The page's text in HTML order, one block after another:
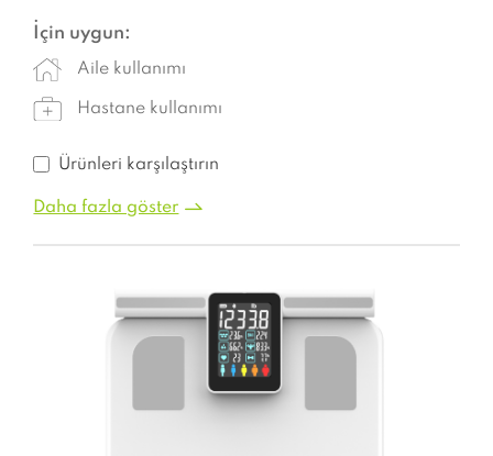
İçin uygun:
Aile kullanımı
Hastane kullanımı
Ürünleri karşılaştırın
Daha fazla göster